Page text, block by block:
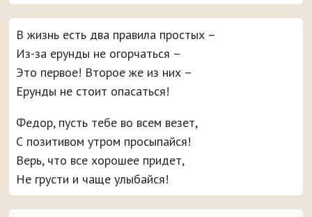
В жизнь есть два правила простых –
Из-за ерунды не огорчаться –
Это первое! Второе же из них –
Ерунды не стоит опасаться!
Федор, пусть тебе во всем везет,
С позитивом утром просыпайся!
Верь, что все хорошее придет,
Не грусти и чаще улыбайся!